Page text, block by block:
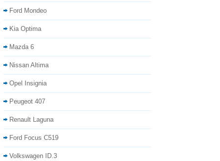
Ford Mondeo
Kia Optima
Mazda 6
Nissan Altima
Opel Insignia
Peugeot 407
Renault Laguna
Ford Focus C519
Volkswagen ID.3